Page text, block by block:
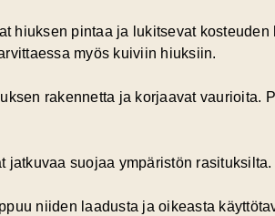
hiuksen pintaa ja lukitsevat
myös kuiviin hiuksiin.
rakennetta ja korjaavat vaurioita.
jatkuvaa suojaa ympäristön
niiden laadusta ja oikeasta